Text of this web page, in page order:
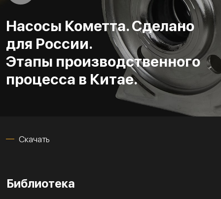
Насосы Кометта. Сделано
для России.
Этапы производственного
процесса в Китае.
Скачать
Библиотека